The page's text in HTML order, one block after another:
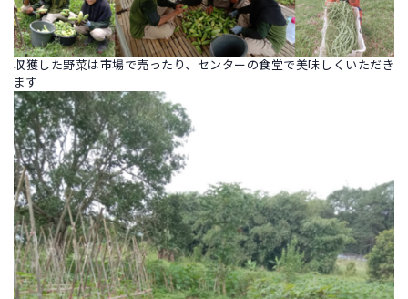
収獲した野菜は市場で売ったり、センターの食堂で美味しくいただき
ます